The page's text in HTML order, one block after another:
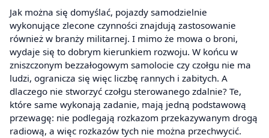
Jak można się domyślać, pojazdy samodzielnie
wykonujące zlecone czynności znajdują zastosowanie
również w branży militarnej. I mimo że mowa o broni,
wydaje się to dobrym kierunkiem rozwoju. W końcu w
zniszczonym bezzałogowym samolocie czy czołgu nie ma
ludzi, ogranicza się więc liczbę rannych i zabitych. A
dlaczego nie stworzyć czołgu sterowanego zdalnie? Te,
które same wykonają zadanie, mają jedną podstawową
przewagę: nie podlegają rozkazom przekazywanym drogą
radiową, a więc rozkazów tych nie można przechwycić.